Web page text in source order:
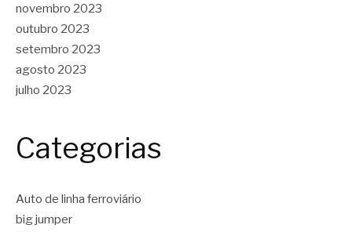
novembro 2023
outubro 2023
setembro 2023
agosto 2023
julho 2023
Categorias
Auto de linha ferroviário
big jumper